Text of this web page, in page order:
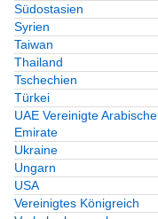
Südostasien
Syrien
Taiwan
Thailand
Tschechien
Türkei
UAE Vereinigte Arabische
Emirate
Ukraine
Ungarn
USA
Vereinigtes Königreich